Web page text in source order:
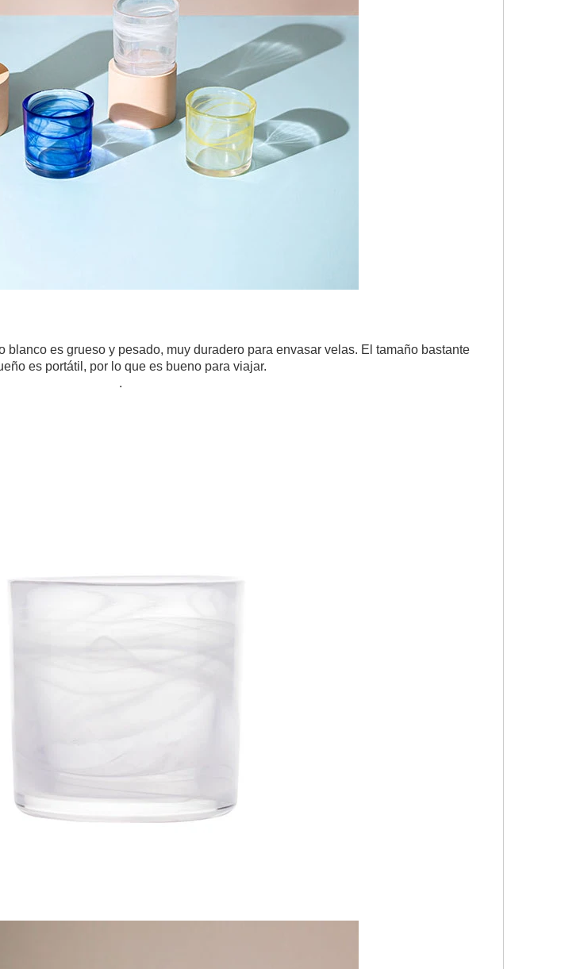
blanco es grueso y pesado, muy duradero para envasar velas. El tamaño bastante
es portátil, por lo que es bueno para viajar.
.